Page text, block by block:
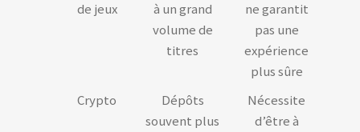
de jeux
à un grand
volume de
titres
ne garantit
pas une
expérience
plus sûre
Crypto
Dépôts
souvent plus
Nécessite
d’être à